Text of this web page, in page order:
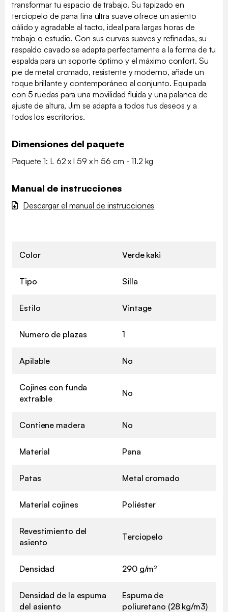
transformar tu espacio de trabajo. Su tapizado en
terciopelo de pana fina ultra suave ofrece un asiento
cálido y agradable al tacto, ideal para largas horas de
trabajo o estudio. Con sus curvas suaves y refinadas, su
respaldo cavado se adapta perfectamente a la forma de tu
espalda para un soporte óptimo y el máximo confort. Su
pie de metal cromado, resistente y moderno, añade un
toque brillante y contemporáneo al conjunto. Equipada
con 5 ruedas para una movilidad fluida y una palanca de
ajuste de altura, Jim se adapta a todos tus deseos y a
todos los escritorios.
Dimensiones del paquete
Paquete 1: L 62 x l 59 x h 56 cm - 11.2 kg
Manual de instrucciones
Descargar el manual de instrucciones
Color Verde kaki
Tipo Silla
Estilo Vintage
Numero de plazas 1
Apilable No
Cojines con funda
extraíble
No
Contiene madera No
Material Pana
Patas Metal cromado
Material cojines Poliéster
Revestimiento del
asiento
Terciopelo
Densidad 290 g/m²
Densidad de la espuma
del asiento
Espuma de
poliuretano (28 kg/m3)